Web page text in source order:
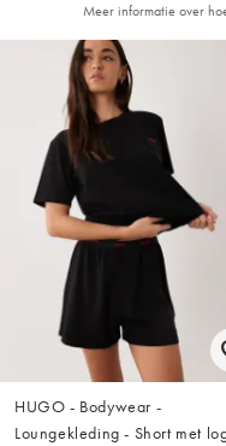
Meer informatie over
HUGO - Bodywear -
Loungekleding - Short met